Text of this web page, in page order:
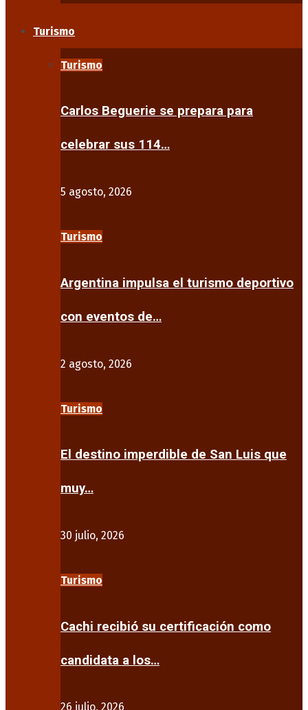
Turismo
Turismo
Carlos Beguerie se prepara para
celebrar sus 114…
5 agosto, 2026
Turismo
Argentina impulsa el turismo deportivo
con eventos de…
2 agosto, 2026
Turismo
El destino imperdible de San Luis que
muy…
30 julio, 2026
Turismo
Cachi recibió su certificación como
candidata a los…
26 julio, 2026